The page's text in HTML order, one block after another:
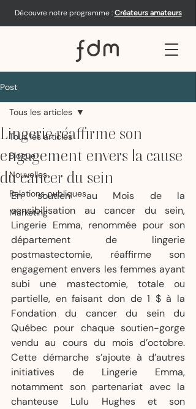
Découvre notre programme : Créateurs amateurs
Post
Tous les articles
Blogue
Nouvelles
Relations publiques
Marketing
Tous les articles
Lingerie réaffirme son
engagement envers la cause
du cancer du sein
En soutien au Mois de la
sensibilisation au cancer du sein,
Lingerie Emma, renommée pour son
département de lingerie
postmastectomie, réaffirme son
engagement envers les femmes ayant
subi une mastectomie, totale ou
partielle, en faisant don de 1 $ à la
Fondation du cancer du sein du
Québec pour chaque soutien-gorge
vendu au cours du mois d’octobre.
Cette démarche s’ajoute à d’autres
initiatives de Lingerie Emma,
notamment son partenariat avec la
chanteuse Lulu Hughes et son